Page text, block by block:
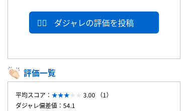
ダジャレの評価を投稿
評価一覧
平均スコア：
3.00 （1）
ダジャレ偏差値：54.1